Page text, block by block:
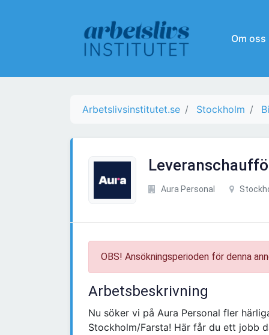
Om oss
Arbetslivsinstitutet.se Stockholm
Aura Personal
OBS! Ansökningsperioden för denna
Arbetsbeskrivning
Nu söker vi på Aura Personal fler
Stockholm/Farsta! Här får du ett jobb